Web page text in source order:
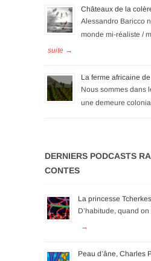
Châteaux de la
Alessandro Baricco
monde mi-réaliste /
La ferme africaine
Nous sommes dans
une demeure
DERNIERS PODCASTS
CONTES
La princesse
D’habitude, quand
Peau d’âne, Charles